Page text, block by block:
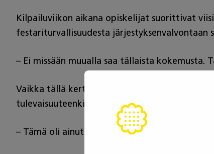
Kilpailuviikon aikana opiskelijat suorittivat
festariturvallisuudesta
– Ei missään muualla saa tällaista kokemusta.
Vaikka tällä kertaa palkintopalli jäi juuri ja
tulevaisuuteenkin.
– Tämä oli ainutlaatuinen mahdollisuus